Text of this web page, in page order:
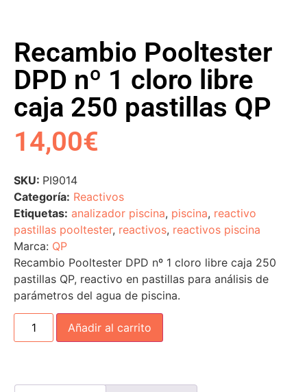
Recambio Pooltester
DPD nº 1 cloro libre
caja 250 pastillas QP
14,00€
SKU: PI9014
Categoría: Reactivos
Etiquetas: analizador piscina, piscina, reactivo
pastillas pooltester, reactivos, reactivos piscina
Marca: QP
Recambio Pooltester DPD nº 1 cloro libre caja 250
pastillas QP, reactivo en pastillas para análisis de
parámetros del agua de piscina.
Añadir al carrito